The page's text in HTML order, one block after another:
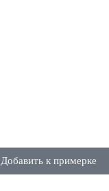
Добавить к примерке